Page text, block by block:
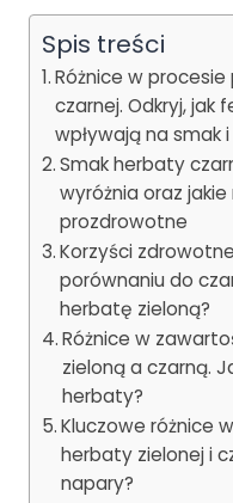
Spis treści
Różnice w
czarnej. Odkryj, jak
wpływają na smak
Smak herbaty
wyróżnia oraz
prozdrowotne
Korzyści
porównaniu do
herbatę zieloną?
Różnice w
zieloną a czarną.
herbaty?
Kluczowe różnice
herbaty zielonej i
napary?